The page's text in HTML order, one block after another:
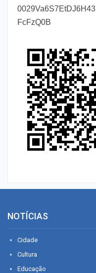
0029Va6S7EtDJ6H43
FcFzQ0B
NOTÍCIAS
Cidade
Cultura
Educação